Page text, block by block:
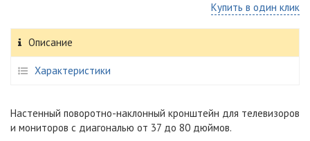
Купить в один клик
Описание
Характеристики
Настенный поворотно-наклонный кронштейн для телевизоров
и мониторов с диагональю от 37 до 80 дюймов.